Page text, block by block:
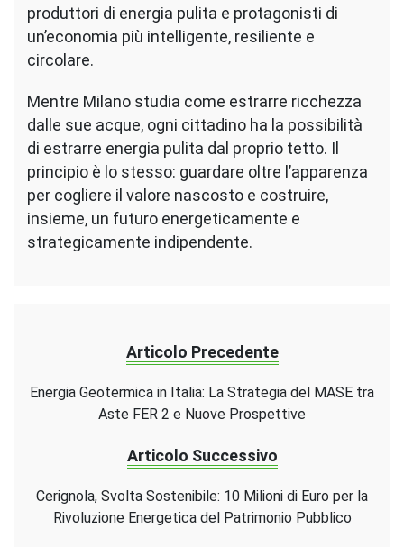
produttori di energia pulita e protagonisti di
un’economia più intelligente, resiliente e
circolare.
Mentre Milano studia come estrarre ricchezza
dalle sue acque, ogni cittadino ha la possibilità
di estrarre energia pulita dal proprio tetto. Il
principio è lo stesso: guardare oltre l’apparenza
per cogliere il valore nascosto e costruire,
insieme, un futuro energeticamente e
strategicamente indipendente.
Articolo Precedente
Energia Geotermica in Italia: La Strategia del MASE tra
Aste FER 2 e Nuove Prospettive
Articolo Successivo
Cerignola, Svolta Sostenibile: 10 Milioni di Euro per la
Rivoluzione Energetica del Patrimonio Pubblico